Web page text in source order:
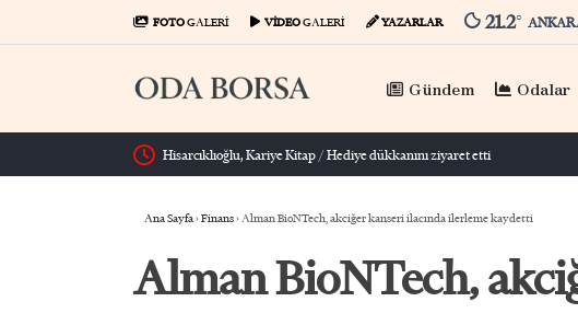
FOTOGALERİ VİDEOGALERİ YAZARLAR 21.2°
Gündem Odalar
Hisarcıklıoğlu, Kariye Kitap / Hediye dükkanını ziyaret etti
Ana Sayfa› Finans› Alman BioNTech, akciğer kanseri ilacında ilerleme kaydetti
Alman BioNTech,